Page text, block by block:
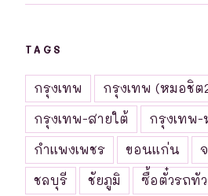
TAGS
กรุงเทพ
กรุงเทพ (หมอชิต
กรุงเทพ-สายใต้
กรุงเทพ-
กำแพงเพชร
ขอนแก่น
ชลบุรี
ชัยภูมิ ซื้อตั๋วรถทั